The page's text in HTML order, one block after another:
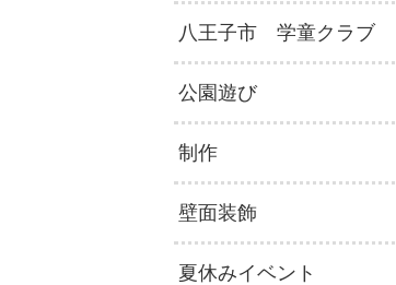
八王子市 学童クラブ
公園遊び
制作
壁面装飾
夏休みイベント